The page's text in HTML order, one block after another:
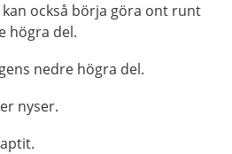
också börja göra ont runt
högra del.
nedre högra del.
nyser.